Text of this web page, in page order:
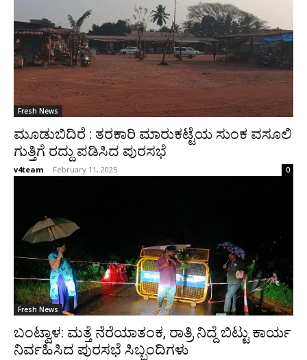
Fresh News
ಮೂಡುಬಿದಿರೆ : ತರಕಾರಿ ಮಾರುಕಟ್ಟೆಯ ಸುಂಕ ವಸೂಲಿ
ಗುತ್ತಿಗೆ ರದ್ದು ಪಡಿಸಿದ ಪುರಸಭೆ
v4team - February 11, 2025 0
Fresh News
ಬಂಟ್ವಾಳ: ಮತ್ತೆ ನೆರೆಯಾತಂಕ, ರಾತ್ರಿ ನಿದ್ದೆ ಬಿಟ್ಟು ಕಾರ್ಯ
ನಿರ್ವಹಿಸಿದ ಪುರಸಭೆ ಸಿಬ್ಬಂದಿಗಳು